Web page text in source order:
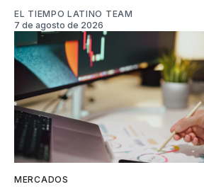
EL TIEMPO LATINO TEAM
7 de agosto de 2026
MERCADOS